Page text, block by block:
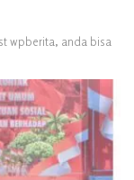
wpberita, anda bisa